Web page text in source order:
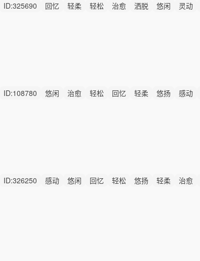
ID:325690 回忆 轻柔 轻松 治愈 洒脱 悠闲 灵动
ID:108780 悠闲 治愈 轻松 回忆 轻柔 悠扬 感动
ID:326250 感动 悠闲 回忆 轻松 悠扬 轻柔 治愈